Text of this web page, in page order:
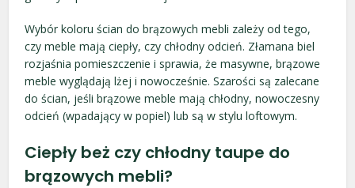
Wybór koloru ścian do brązowych mebli zależy od tego,
czy meble mają ciepły, czy chłodny odcień. Złamana biel
rozjaśnia pomieszczenie i sprawia, że masywne, brązowe
meble wyglądają lżej i nowocześnie. Szarości są zalecane
do ścian, jeśli brązowe meble mają chłodny, nowoczesny
odcień (wpadający w popiel) lub są w stylu loftowym.
Ciepły beż czy chłodny taupe do
brązowych mebli?